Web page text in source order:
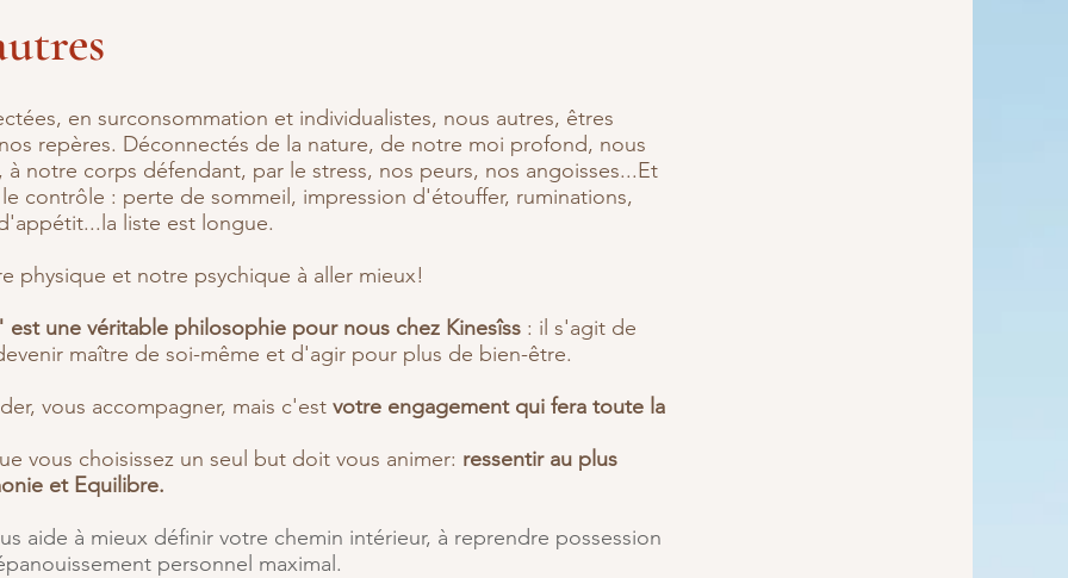
en surconsommation et individualistes, nous autres, êtres
repères. Déconnectés de la nature, de notre moi profond, nous
à notre corps défendant, par le stress, nos peurs, nos angoisses...Et
contrôle : perte de sommeil, impression d'étouffer, ruminations,
liste est longue.
physique et notre psychique à aller mieux!
une véritable philosophie pour nous chez Kinesîss : il s'agit de
maître de soi-même et d'agir pour plus de bien-être.
vous accompagner, mais c'est votre engagement qui fera toute la
vous choisissez un seul but doit vous animer: ressentir au plus
et Equilibre.
aide à mieux définir votre chemin intérieur, à reprendre possession
personnel maximal.